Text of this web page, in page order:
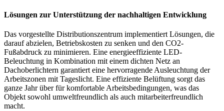
Lösungen zur Unterstützung der nachhaltigen Entwicklung
Das vorgestellte Distributionszentrum implementiert Lösungen, die
darauf abzielen, Betriebskosten zu senken und den CO2-
Fußabdruck zu minimieren. Eine energieeffiziente LED-
Beleuchtung in Kombination mit einem dichten Netz an
Dachoberlichtern garantiert eine hervorragende Ausleuchtung der
Arbeitszonen mit Tageslicht. Eine effiziente Belüftung sorgt das
ganze Jahr über für komfortable Arbeitsbedingungen, was das
Objekt sowohl umweltfreundlich als auch mitarbeiterfreundlich
macht.